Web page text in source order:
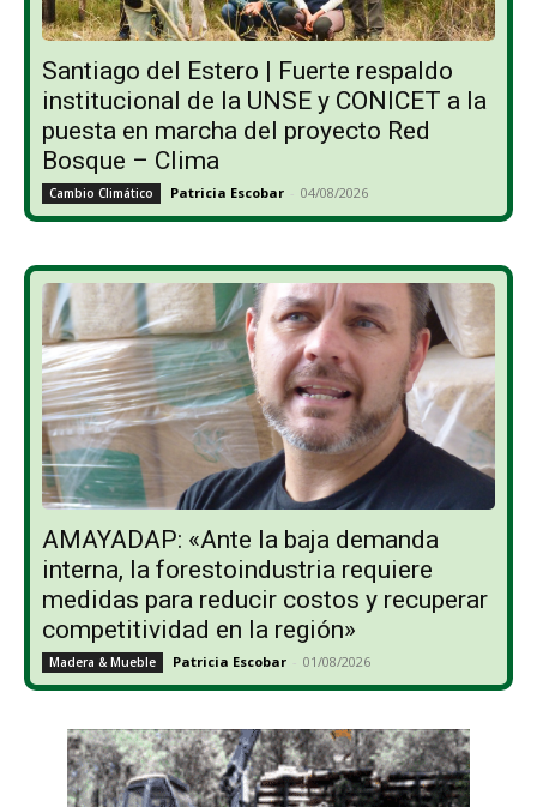
Santiago del Estero | Fuerte respaldo
institucional de la UNSE y CONICET a la
puesta en marcha del proyecto Red
Bosque – Clima
Cambio Climático Patricia Escobar - 04/08/2026
AMAYADAP: «Ante la baja demanda
interna, la forestoindustria requiere
medidas para reducir costos y recuperar
competitividad en la región»
Madera & Mueble Patricia Escobar - 01/08/2026